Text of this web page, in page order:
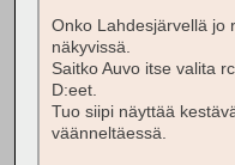
Onko Lahdesjärvellä jo
näkyvissä.
Saitko Auvo itse valita
D:eet.
Tuo siipi näyttää
väänneltäessä.